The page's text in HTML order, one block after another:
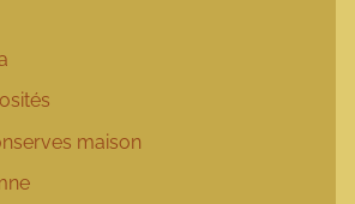
maison